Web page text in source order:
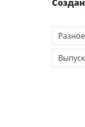
Разное